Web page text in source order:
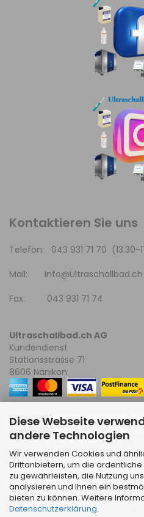
Diese Webseite
andere Technologien
Wir verwenden Cookies und
Drittanbietern, um die
zu gewährleisten, die Nutzung
analysieren und Ihnen ein
bieten zu können. Weitere
Datenschutzerklärung.
Kontaktieren Sie uns
Telefon: 043 931 71 70 (13.30-
Mail: Info@Ultraschallbad.ch
Fax: 043 931 71 74
Ultraschallbad.ch AG
Kundendienst
Stationsstrasse 71
8606 Nänikon
E-Commerce Software by
von